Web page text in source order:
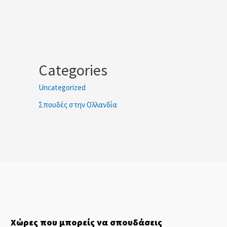
Categories
Uncategorized
Σπουδές στην Ολλανδία
Χώρες που μπορείς να σπουδάσεις